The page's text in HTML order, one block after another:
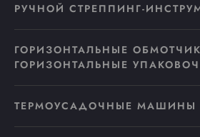
РУЧНОЙ СТРЕППИНГ-
ГОРИЗОНТАЛЬНЫЕ
ГОРИЗОНТАЛЬНЫЕ
ТЕРМОУСАДОЧНЫЕ МАШИНЫ